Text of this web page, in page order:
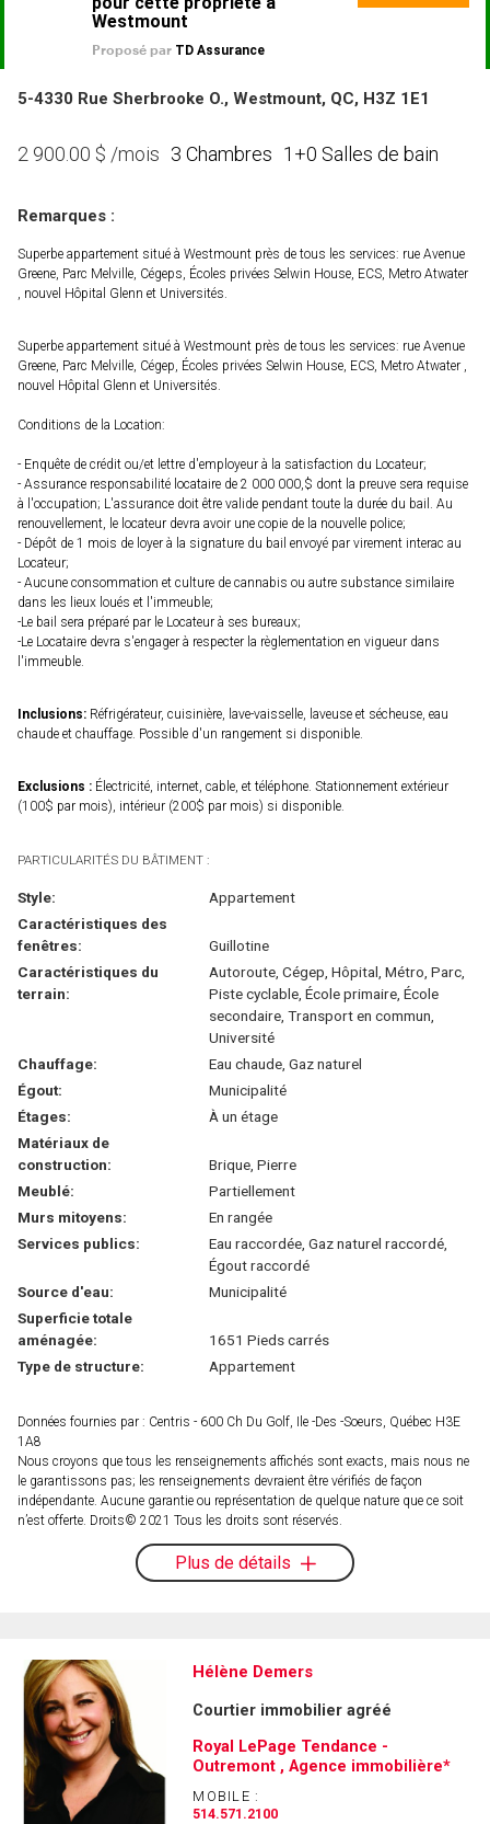
5-4330 Rue Sherbrooke O., Westmount, QC, H3Z 1E1
2 900.00 $ /mois 3 Chambres 1+0 Salles de bain
Remarques :
Superbe appartement situé à Westmount près de tous les services: rue Avenue
Greene, Parc Melville, Cégeps, Écoles privées Selwin House, ECS, Metro Atwater
, nouvel Hôpital Glenn et Universités.
Superbe appartement situé à Westmount près de tous les services: rue Avenue
Greene, Parc Melville, Cégep, Écoles privées Selwin House, ECS, Metro Atwater ,
nouvel Hôpital Glenn et Universités.
Conditions de la Location:
- Enquête de crédit ou/et lettre d'employeur à la satisfaction du Locateur;
- Assurance responsabilité locataire de 2 000 000,$ dont la preuve sera requise
à l'occupation; L'assurance doit être valide pendant toute la durée du bail. Au
renouvellement, le locateur devra avoir une copie de la nouvelle police;
- Dépôt de 1 mois de loyer à la signature du bail envoyé par virement interac au
Locateur;
- Aucune consommation et culture de cannabis ou autre substance similaire
dans les lieux loués et l'immeuble;
-Le bail sera préparé par le Locateur à ses bureaux;
-Le Locataire devra s'engager à respecter la règlementation en vigueur dans
l'immeuble.
Inclusions: Réfrigérateur, cuisinière, lave-vaisselle, laveuse et sécheuse, eau
chaude et chauffage. Possible d'un rangement si disponible.
Exclusions : Électricité, internet, cable, et téléphone. Stationnement extérieur
(100$ par mois), intérieur (200$ par mois) si disponible.
PARTICULARITÉS DU BÂTIMENT :
Style:
Appartement
Caractéristiques des
fenêtres:
Guillotine
Caractéristiques du
terrain:
Autoroute, Cégep, Hôpital, Métro, Parc,
Piste cyclable, École primaire, École
secondaire, Transport en commun,
Université
Chauffage:
Eau chaude, Gaz naturel
Égout:
Municipalité
Étages:
À un étage
Matériaux de
construction:
Brique, Pierre
Meublé:
Partiellement
Murs mitoyens:
En rangée
Services publics:
Eau raccordée, Gaz naturel raccordé,
Égout raccordé
Source d'eau:
Municipalité
Superficie totale
aménagée:
1651 Pieds carrés
Type de structure:
Appartement
Données fournies par : Centris - 600 Ch Du Golf, Ile -Des -Soeurs, Québec H3E
1A8
Nous croyons que tous les renseignements affichés sont exacts, mais nous ne
le garantissons pas; les renseignements devraient être vérifiés de façon
indépendante. Aucune garantie ou représentation de quelque nature que ce soit
n’est offerte. Droits© 2021 Tous les droits sont réservés.
Plus de détails
Hélène Demers
Courtier immobilier agréé
Royal LePage Tendance -
Outremont , Agence immobilière*
MOBILE :
514.571.2100